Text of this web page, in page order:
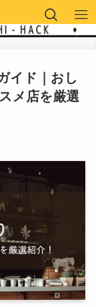
イド｜おし
メ店を厳選